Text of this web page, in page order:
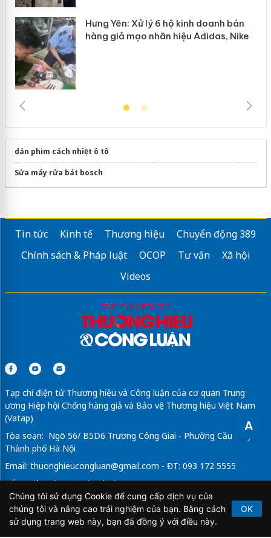
A
Hưng Yên: Xử lý 6 hộ kinh doanh bán
hàng giả mạo nhãn hiệu Adidas, Nike
dán phim cách nhiệt ô tô
Sửa máy rửa bát bosch
Tin tức Kinh tế Thương hiệu
Chuyển động 389
Chính sách & Pháp luật
OCOP Tư vấn
Xã hội
Videos
Tạp chí điện tử Thương hiệu và Công luận của cơ quan Trung
ương Hiệp hội Chống hàng giả và Bảo vệ Thương hiệu Việt Nam
(Vatap)
Tòa soạn: Ngõ 56/ B5D6 Trương Công Giai - Phường Cầu Giấy -
Thành phố Hà Nội
Email: thuonghieucongluan@gmail.com - ĐT: 093 172 5555
Tổng Biên Tập: Vũ Đức Thuận
Giấy phép hoạt động báo chí điện tử số 64/GP-BTTTT do Bộ
Thông tin và Truyền thông cấp ngày 21/2/2020.
Chúng tôi sử dụng Cookie để cung cấp dịch vụ của
chúng tôi và nâng cao trải nghiệm của bạn. Bằng cách
sử dụng trang web này, bạn đã đồng ý với điều này.
OK